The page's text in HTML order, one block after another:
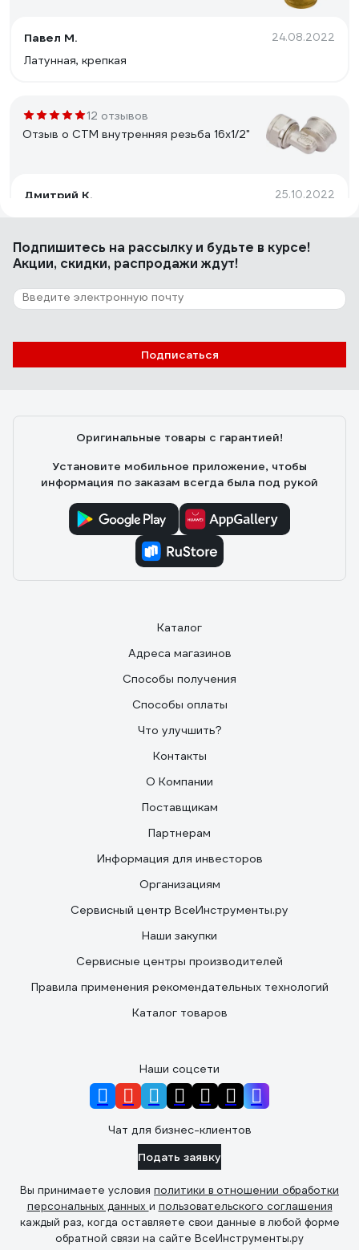
Павел М. 24.08.2022
Латунная, крепкая
12 отзывов
Отзыв о СТМ внутренняя резьба 16х1/2"
Дмитрий К. 25.10.2022
Легко монтируется
4 отзыва
Отзыв о СТМ наружняя резьба, 20х1/2х20
Подпишитесь на рассылкуи будьте в курсе!
Акции, скидки, распродажи ждут!
Подписаться
Оригинальные товары с гарантией!
Установите мобильное приложение, чтобы
информация по заказам всегда была под рукой
Каталог
Адреса магазинов
Способы получения
Способы оплаты
Что улучшить?
Контакты
О Компании
Поставщикам
Партнерам
Информация для инвесторов
Организациям
Сервисный центр ВсеИнструменты.ру
Наши закупки
Сервисные центры производителей
Правила применения рекомендательных технологий
Каталог товаров
Наши соцсети
Чат для бизнес-клиентов
Подать заявку
Вы принимаете условия политики в отношении обработки
персональных данных и пользовательского соглашения
каждый раз, когда оставляете свои данные в любой форме
обратной связи на сайте ВсеИнструменты.ру